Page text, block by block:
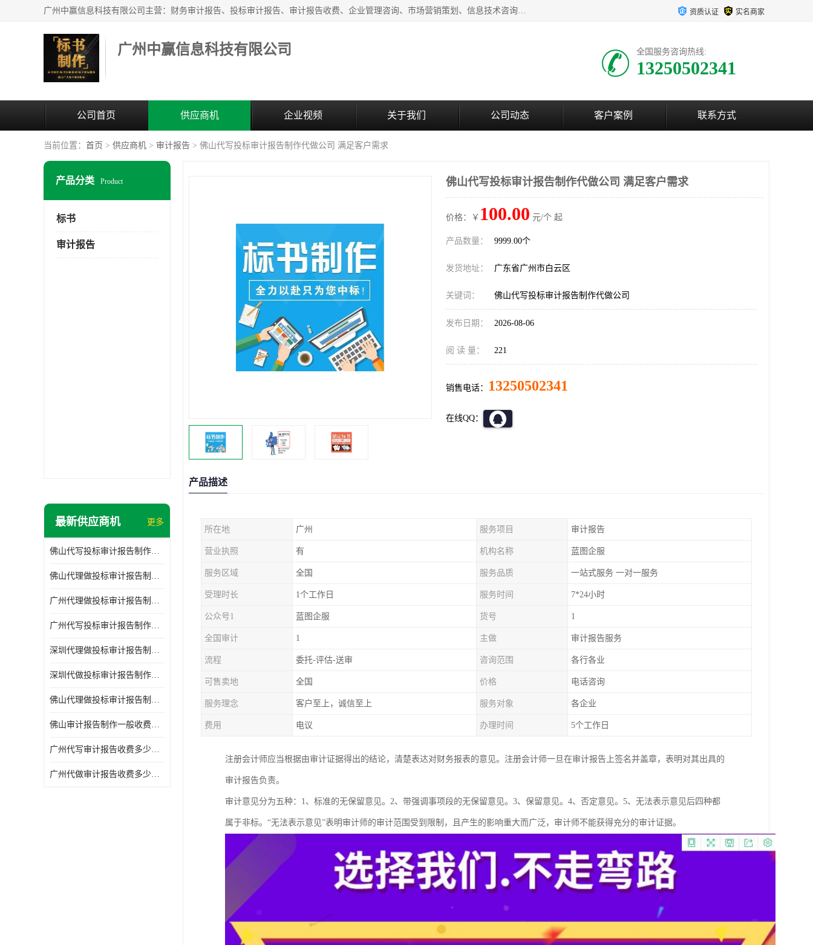
广州中赢信息科技有限公司主营：财务审计报告、投标审计报告、审计报告收费、企业管理咨询、市场营销策划、信息技术咨询服务、广告制作、会议及展览服务、软件开发 资质认证 实名商家
广州中赢信息科技有限公司 全国服务咨询热线:
13250502341
公司首页 供应商机 企业视频 关于我们 公司动态 客户案例 联系方式
当前位置： 首页 > 供应商机 > 审计报告 > 佛山代写投标审计报告制作代做公司 满足客户需求
产品分类 Product
标书
审计报告
最新供应商机 更多
佛山代写投标审计报告制作一般收费多少钱 代写各类工程
佛山代理做投标审计报告制作一般收费多少钱 代写各类工程
广州代理做投标审计报告制作一般收费多少钱 代写各类工程
广州代写投标审计报告制作一般收费多少钱 满足客户需求
深圳代理做投标审计报告制作一般收费多少钱 满足客户需求
深圳代做投标审计报告制作一般收费多少钱 代写各类工程
佛山代理做投标审计报告制作一般收费多少钱 满足客户需求
佛山审计报告制作一般收费多少钱 诚信合作
广州代写审计报告收费多少钱一份 周期快
广州代做审计报告收费多少钱一份 经验丰富
佛山代写投标审计报告制作代做公司 满足客户需求
价格：￥ 100.00 元/个 起
产品数量： 9999.00个
发货地址： 广东省广州市白云区
关键词： 佛山代写投标审计报告制作代做公司
发布日期： 2026-08-06
阅 读 量： 221
销售电话： 13250502341
在线QQ：
产品描述
所在地 广州 服务项目 审计报告
营业执照 有 机构名称 蓝图企服
服务区域 全国 服务品质 一站式服务 一对一服务
受理时长 1个工作日 服务时间 7*24小时
公众号1 蓝图企服 货号 1
全国审计 1 主做 审计报告服务
流程 委托-评估-送审 咨询范围 各行各业
可售卖地 全国 价格 电话咨询
服务理念 客户至上，诚信至上 服务对象 各企业
费用 电议 办理时间 5个工作日
注册会计师应当根据由审计证据得出的结论，清楚表达对财务报表的意见。注册会计师一旦在审计报告上签名并盖章，表明对其出具的
审计报告负责。
审计意见分为五种：1、标准的无保留意见。2、带强调事项段的无保留意见。3、保留意见。4、否定意见。5、无法表示意见后四种都
属于非标。“无法表示意见”表明审计师的审计范围受到限制，且产生的影响重大而广泛，审计师不能获得充分的审计证据。